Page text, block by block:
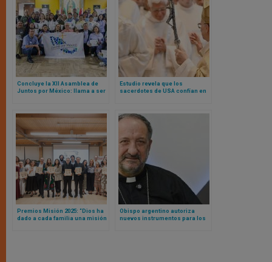
Concluye la XII Asamblea de
Juntos por México: llama a ser
Estudio revela que los
sacerdotes de USA confían en
Premios Misión 2025: “Dios ha
dado a cada familia una misión
Obispo argentino autoriza
nuevos instrumentos para los